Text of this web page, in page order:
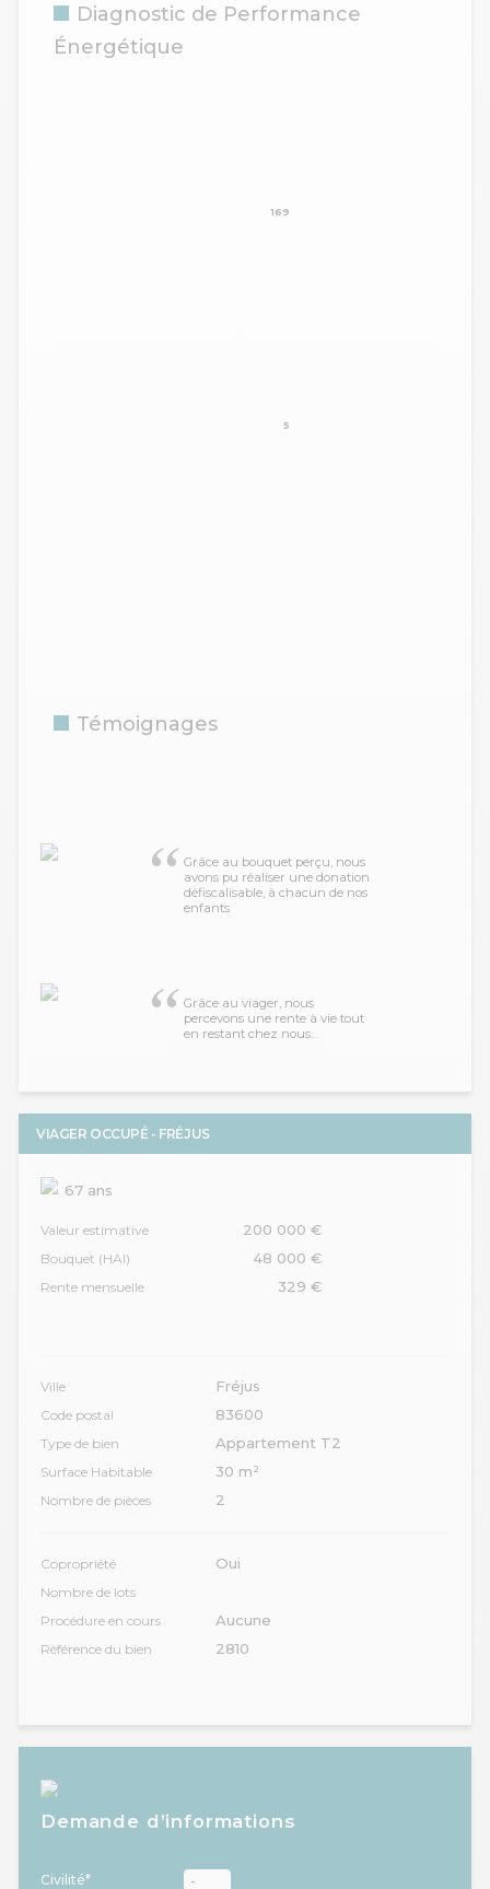
Diagnostic de Performance
Énergétique
169
5
Témoignages
Grâce au bouquet perçu, nous
avons pu réaliser une donation
défiscalisable, à chacun de nos
enfants
Grâce au viager, nous
percevons une rente à vie tout
en restant chez nous…
VIAGER OCCUPÉ - FRÉJUS
67 ans
Valeur estimative 200 000 €
Bouquet (HAI) 48 000 €
Rente mensuelle 329 €
Ville Fréjus
Code postal 83600
Type de bien Appartement T2
Surface Habitable 30 m²
Nombre de pièces 2
Copropriété Oui
Nombre de lots
Procédure en cours
Aucune
Référence du bien 2810
Demande d’informations
Civilité*